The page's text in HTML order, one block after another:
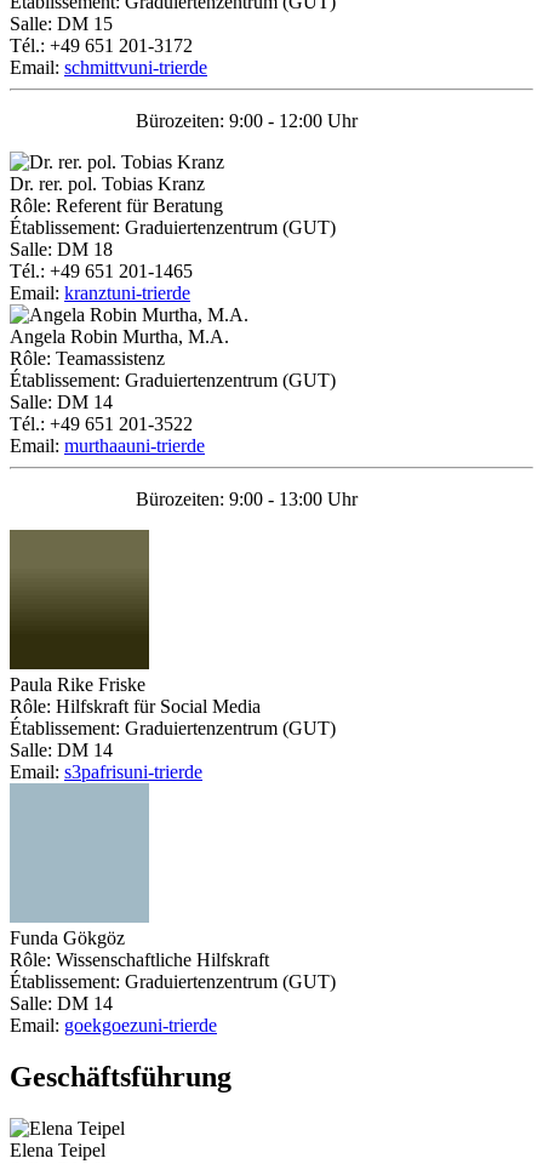
Salle: DM 15
Tél.: +49 651 201-3172
Email: schmittvuni-trierde
Bürozeiten: 9:00 - 12:00 Uhr
Dr. rer. pol. Tobias Kranz
Rôle: Referent für Beratung
Établissement: Graduiertenzentrum (GUT)
Salle: DM 18
Tél.: +49 651 201-1465
Email: kranztuni-trierde
Angela Robin Murtha, M.A.
Rôle: Teamassistenz
Établissement: Graduiertenzentrum (GUT)
Salle: DM 14
Tél.: +49 651 201-3522
Email: murthaauni-trierde
Bürozeiten: 9:00 - 13:00 Uhr
Paula Rike Friske
Rôle: Hilfskraft für Social Media
Établissement: Graduiertenzentrum (GUT)
Salle: DM 14
Email: s3pafrisuni-trierde
Funda Gökgöz
Rôle: Wissenschaftliche Hilfskraft
Établissement: Graduiertenzentrum (GUT)
Salle: DM 14
Email: goekgoezuni-trierde
Geschäftsführung
Elena Teipel